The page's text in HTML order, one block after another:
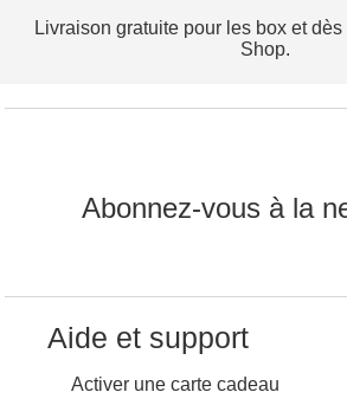
Livraison gratuite pour les box et dès
Shop.
Abonnez-vous à la
Aide et support
Activer une carte cadeau